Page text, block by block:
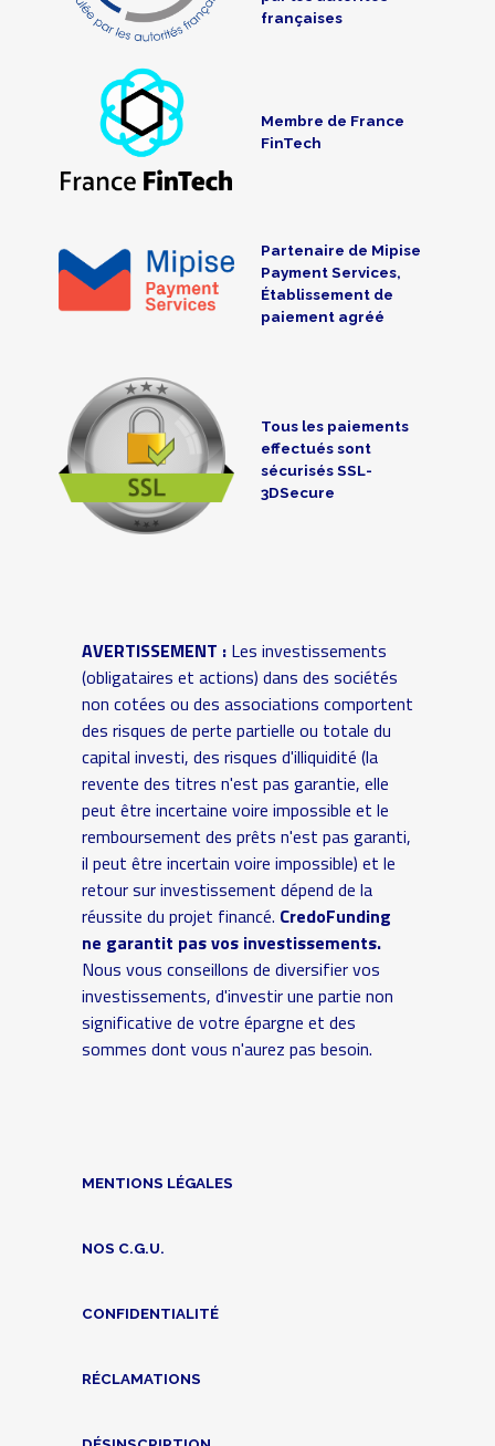
françaises
Membre de France
FinTech
Partenaire de Mipise
Payment Services,
Établissement de
paiement agréé
Tous les paiements
effectués sont
sécurisés SSL-
3DSecure
AVERTISSEMENT :Les investissements
(obligataires et actions) dans des sociétés
non cotées ou des associations comportent
des risques de perte partielle ou totale du
capital investi, des risques d'illiquidité (la
revente des titres n'est pas garantie, elle
peut être incertaine voire impossible et le
remboursement des prêts n'est pas garanti,
il peut être incertain voire impossible) et le
retour sur investissement dépend de la
réussite du projet financé. CredoFunding
ne garantit pas vos investissements.
Nous vous conseillons de diversifier vos
investissements, d'investir une partie non
significative de votre épargne et des
sommes dont vous n'aurez pas besoin.
MENTIONS LÉGALES
NOS C.G.U.
CONFIDENTIALITÉ
RÉCLAMATIONS